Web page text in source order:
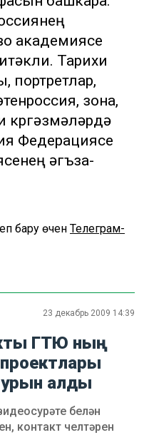
академиясе
Тарихи
портретлар,
зона,
Федерациясе
әгъза-
бару өчен Телеграм-
23 декабрь 2009 14:39
ГТЮ ның
урын алды
белән
контакт челтәрен